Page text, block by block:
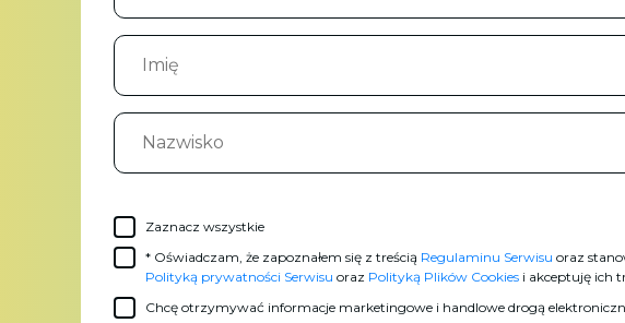
Zaznacz wszystkie
* Oświadczam, że zapoznałem się z treścią Regulaminu Serwisu oraz
Polityką prywatności Serwisu oraz Polityką Plików Cookies i akceptuję ich
Chcę otrzymywać informacje marketingowe i handlowe drogą